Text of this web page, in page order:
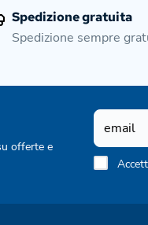
Spedizione gratuita
Spedizione sempre
offerte e